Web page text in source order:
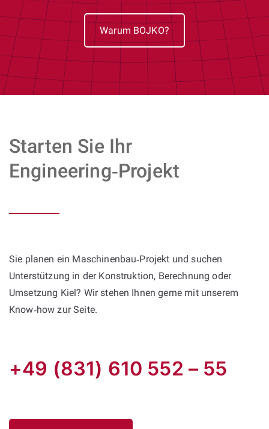
Warum BOJKO?
Starten Sie Ihr
Engineering‑Projekt
Sie planen ein Maschinenbau‑Projekt und suchen
Unterstützung in der Konstruktion, Berechnung oder
Umsetzung Kiel? Wir stehen Ihnen gerne mit unserem
Know‑how zur Seite.
+49 (831) 610 552 – 55